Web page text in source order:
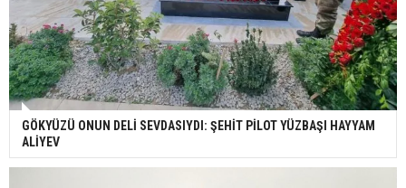
GÖKYÜZÜ ONUN DELİ SEVDASIYDI: ŞEHİT PİLOT YÜZBAŞI HAYYAM
ALİYEV